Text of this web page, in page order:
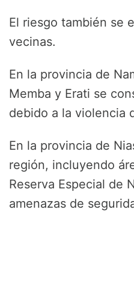
El riesgo también se
vecinas.
En la provincia de
Memba y Erati se
debido a la violencia
En la provincia de
región, incluyendo
Reserva Especial de
amenazas de